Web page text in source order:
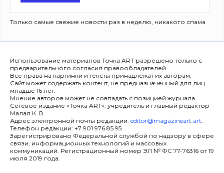
Только самые свежие новости раз в неделю, никакого спама
Использование материалов Точка ART разрешено только с
предварительного согласия правообладателей.
Все права на картинки и тексты принадлежат их авторам.
Сайт может содержать контент, не предназначенный для лиц
младше 16 лет.
Мнение авторов может не совпадать с позицией журнала.
Сетевое издание «Точка ART», учредитель и главный редактор
Малая К. В.
Адрес электронной почты редакции: editor@magazineart.art.
Телефон редакции: +7 901 976 85 95.
Зарегистрировано Федеральной службой по надзору в сфере
связи, информационных технологий и массовых
коммуникаций. Регистрационный номер ЭЛ № ФС 77-76316 от 19
июля 2019 года.